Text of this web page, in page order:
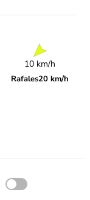
10 km/h
Rafales20 km/h